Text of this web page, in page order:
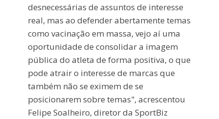
desnecessárias de assuntos de interesse
real, mas ao defender abertamente temas
como vacinação em massa, vejo aí uma
oportunidade de consolidar a imagem
pública do atleta de forma positiva, o que
pode atrair o interesse de marcas que
também não se eximem de se
posicionarem sobre temas", acrescentou
Felipe Soalheiro, diretor da SportBiz